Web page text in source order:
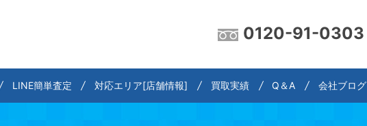
0120-91-0303
LINE簡単査定 対応エリア[店舗情報] 買取実績 Q＆A 会社ブログ